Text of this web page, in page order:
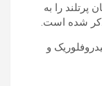
پرتلند را به
ذکر شده است.
و